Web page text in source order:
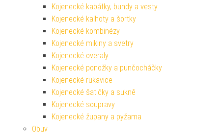
Kojenecké kabátky, bundy a vesty
Kojenecké kalhoty a šortky
Kojenecké kombinézy
Kojenecké mikiny a svetry
Kojenecké overaly
Kojenecké ponožky a punčocháčky
Kojenecké rukavice
Kojenecké šatičky a sukně
Kojenecké soupravy
Kojenecké župany a pyžama
Obuv